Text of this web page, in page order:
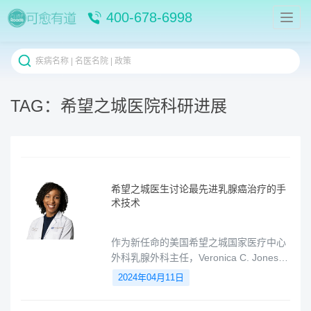
400-678-6998
TAG：希望之城医院科研进展
希望之城医生讨论最先进乳腺癌治疗的手
术技术
作为新任命的美国希望之城国家医疗中心
外科乳腺外科主任，Veronica C. Jones医
学博士，City of Hope 不断寻求最新进展
并展望未来，以便为乳腺癌患者提供最具
2024年04月11日